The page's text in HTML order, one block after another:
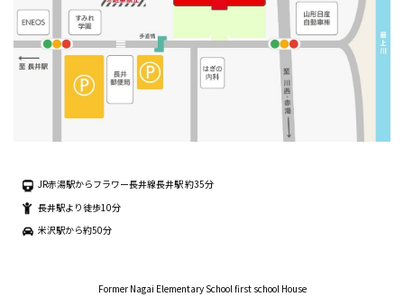
JR赤湯駅からフラワー長井線長井駅 約35分
長井駅より徒歩10分
米沢駅から約50分
Former Nagai Elementary School first school House